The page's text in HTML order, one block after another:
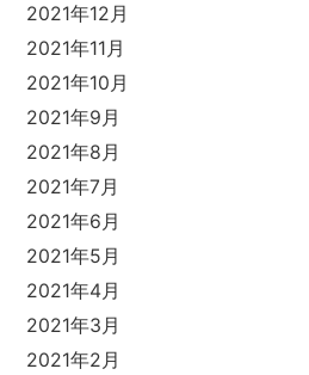
2021年12月
2021年11月
2021年10月
2021年9月
2021年8月
2021年7月
2021年6月
2021年5月
2021年4月
2021年3月
2021年2月